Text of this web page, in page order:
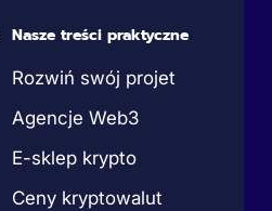
Nasze treści praktyczne
Rozwiń swój projet
Agencje Web3
E-sklep krypto
Ceny kryptowalut